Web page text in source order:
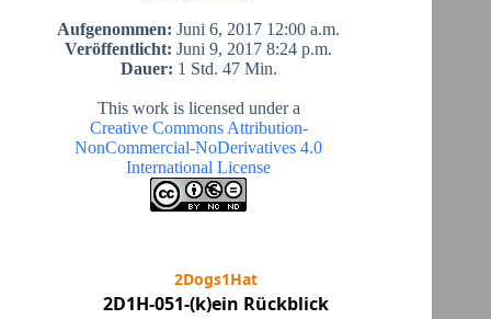
Aufgenommen: Juni 6, 2017 12:00 a.m.
Veröffentlicht: Juni 9, 2017 8:24 p.m.
Dauer: 1 Std. 47 Min.
This work is licensed under a
Creative Commons Attribution-
NonCommercial-NoDerivatives 4.0
International License